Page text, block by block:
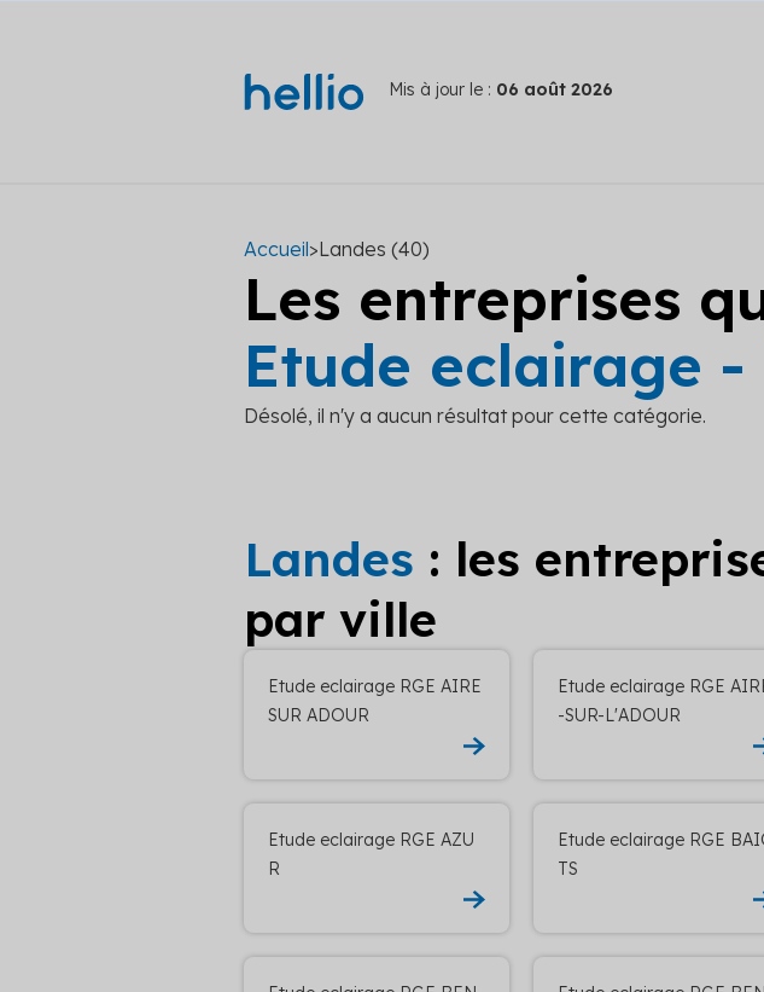
Mis à jour le : 06 août 2026
Accueil>Landes (40)
Les entreprises
Etude eclairage -
Désolé, il n'y a aucun résultat pour cette catégorie.
Landes : les
par ville
Etude eclairage RGE AIRE
SUR ADOUR
Etude eclairage RGE
-SUR-L'ADOUR
Etude eclairage RGE AZU
R
Etude eclairage RGE
TS